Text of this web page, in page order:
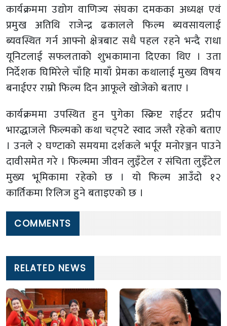
कार्यक्रममा उद्योग वाणिज्य संघका दमकका अध्यक्ष एवं
प्रमुख अतिथि राजेन्द्र ढकालले फिल्म ब्यवसायलाई
ब्यवस्थित गर्न आफ्नो क्षेत्रबाट सधै पहल रहने भन्दै राधा
यूनिटलाई सफलताको शुभकामाना दिएका थिए । उता
निर्देशक घिमिरेले चाँहि मायाँ प्रेमका कथालाई मुख्य विषय
बनाईएर राम्रो फिल्म दिन आफूले खोजेको बताए ।
कार्यक्रममा उपस्थित हुन पुगेका स्क्रिप्ट राईटर प्रदीप
भारद्धाजले फिल्मको कथा चट्पटे स्वाद जस्तै रहेको बताए
। उनले २ घण्टाको समयमा दर्शकले भर्पूर मनोरञ्जन पाउने
दावीसमेत गरे । फिल्ममा जीवन लुइँटेल र संचिता लुइँटेल
मुख्य भूमिकामा रहेको छ । यो फिल्म आउँदो १२
कार्तिकमा रिलिज हुने बताइएको छ ।
COMMENTS
RELATED NEWS